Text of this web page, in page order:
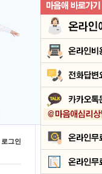
로그인